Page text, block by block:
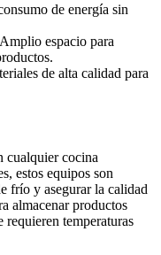
de energía sin
Amplio espacio para
de alta calidad para
cualquier cocina
estos equipos son
frío y asegurar la calidad
almacenar productos
requieren temperaturas